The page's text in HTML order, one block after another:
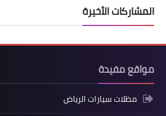
المشاركات الأخيرة
مواقع مفيدة
مظلات سيارات الرياض